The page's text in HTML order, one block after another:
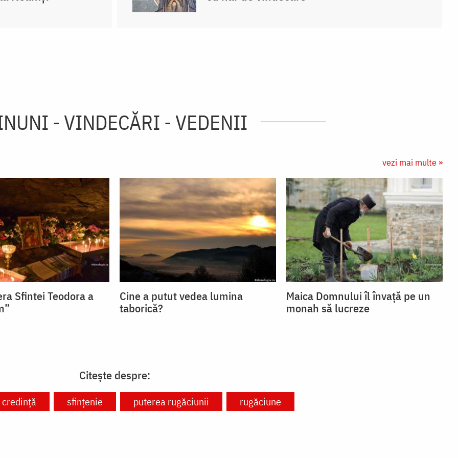
- VINDECĂRI - VEDENII
vezi mai multe »
Sfintei Teodora a
Cine a putut vedea lumina
taborică?
Maica Domnului îl învață pe un
monah să lucreze
Citește despre:
credință sfințenie puterea rugăciunii rugăciune